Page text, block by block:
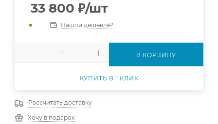
33 800 ₽/шт
Нашли дешевле?
В КОРЗИНУ
КУПИТЬ В 1 КЛИК
Рассчитать доставку
Хочу в подарок